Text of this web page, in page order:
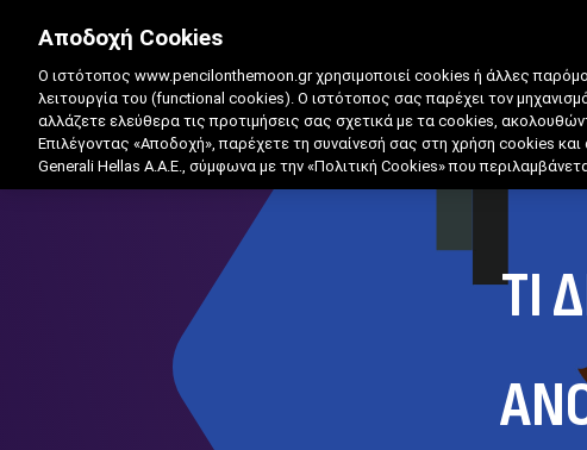
ΤΙ
Αποδοχή Cookies
Ο ιστότοπος www.pencilonthemoon.gr χρησιμοποιεί cookies ή άλλες
λειτουργία του (functional cookies). Ο ιστότοπος σας παρέχει τον
αλλάζετε ελεύθερα τις προτιμήσεις σας σχετικά με τα cookies,
Επιλέγοντας «Αποδοχή», παρέχετε τη συναίνεσή σας στη χρήση cookies
Generali Hellas A.A.E., σύμφωνα με την «Πολιτική Cookies» που